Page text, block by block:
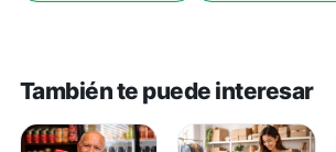
También te puede interesar